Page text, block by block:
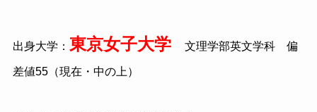
出身大学： 東京女子大学 文理学部英文学科 偏
差値55（現在・中の上）